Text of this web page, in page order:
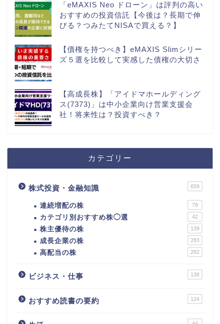
「eMAXIS Neo ドローン」は評判の高い
おすすめの投資信託【今後は？長期で伸
びる？つみたてNISAで買える？】
【債権を持つべき】eMAXIS Slimシリー
ズ５選を比較して実感した債権の大切さ
【高成長株】「アイドマホールディング
ス(7373)」は中小企業向け営業支援会
社！将来性は？投資すべき？
カテゴリー
株式投資・金融知識 659
連続増配の株 79
カテゴリ別おすすめ株◯選 42
株主優待の株 139
成長企業の株 283
高配当の株 282
ビジネス・仕事 138
おすすめ読書の要約 124